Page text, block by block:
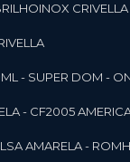
CRIVELLA
- SUPER DOM -
- CF2005
AMARELA -